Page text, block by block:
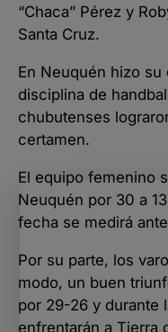
“Chaca” Pérez y
Santa Cruz.
En Neuquén hizo
disciplina de
chubutenses
certamen.
El equipo femenino
Neuquén por 30 a
fecha se medirá
Por su parte, los
modo, un buen
por 29-26 y durante
enfrentarán a Tierra